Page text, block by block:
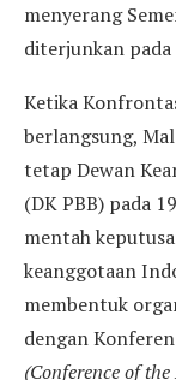
menyerang
diterjunkan
Ketika
berlangsung,
tetap Dewan
(DK PBB) pada
mentah
keanggotaan
membentuk
dengan
(Conference of